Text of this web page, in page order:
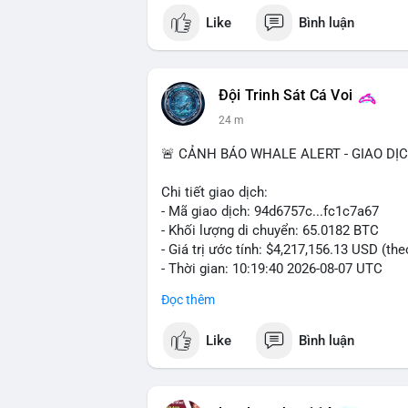
Like Bình luận
Đội Trinh Sát Cá Voi
24 m
🚨 CẢNH BÁO WHALE ALERT - GIAO
Chi tiết giao dịch:
- Mã giao dịch: 94d6757c...fc1c7a67
- Khối lượng di chuyển: 65.0182 BTC
- Giá trị ước tính: $4,217,156.13 USD
- Thời gian: 10:19:40 2026-08-07 UTC
Nhận định phân tích: Giao dịch 65.0182
64,861 USD, khối lượng này không
chuyển vào khung giờ thanh khoản
tìm kiếm thanh khoản để chốt lời ngắn
Đọc thêm
Like Bình luận